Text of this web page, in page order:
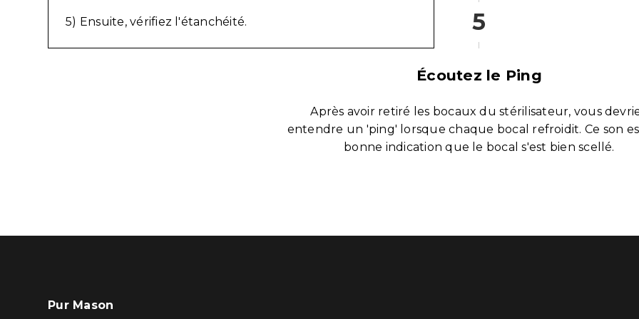
5
5) Ensuite, vérifiez l'étanchéité.
Écoutez le Ping
Après avoir retiré les bocaux du stérilisateur, vous
entendre un 'ping' lorsque chaque bocal refroidit. Ce son
bonne indication que le bocal s'est bien scellé.
Pur Mason